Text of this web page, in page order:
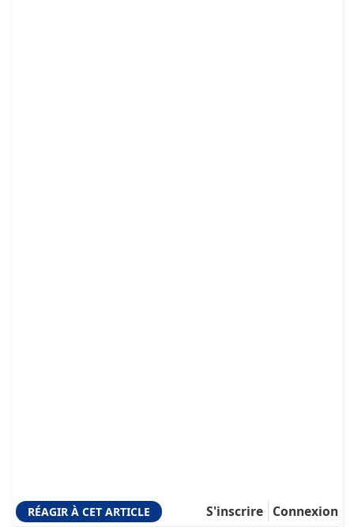
RÉAGIR À CET ARTICLE Connexion
S'inscrire